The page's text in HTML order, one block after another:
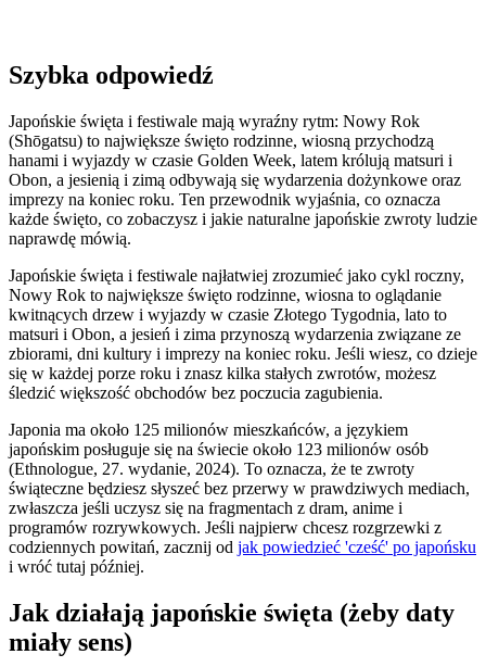
Szybka odpowiedź
Japońskie święta i festiwale mają wyraźny rytm: Nowy Rok
(Shōgatsu) to największe święto rodzinne, wiosną przychodzą
hanami i wyjazdy w czasie Golden Week, latem królują matsuri i
Obon, a jesienią i zimą odbywają się wydarzenia dożynkowe oraz
imprezy na koniec roku. Ten przewodnik wyjaśnia, co oznacza
każde święto, co zobaczysz i jakie naturalne japońskie zwroty ludzie
naprawdę mówią.
Japońskie święta i festiwale najłatwiej zrozumieć jako cykl roczny,
Nowy Rok to największe święto rodzinne, wiosna to oglądanie
kwitnących drzew i wyjazdy w czasie Złotego Tygodnia, lato to
matsuri i Obon, a jesień i zima przynoszą wydarzenia związane ze
zbiorami, dni kultury i imprezy na koniec roku. Jeśli wiesz, co dzieje
się w każdej porze roku i znasz kilka stałych zwrotów, możesz
śledzić większość obchodów bez poczucia zagubienia.
Japonia ma około 125 milionów mieszkańców, a językiem
japońskim posługuje się na świecie około 123 milionów osób
(Ethnologue, 27. wydanie, 2024). To oznacza, że te zwroty
świąteczne będziesz słyszeć bez przerwy w prawdziwych mediach,
zwłaszcza jeśli uczysz się na fragmentach z dram, anime i
programów rozrywkowych. Jeśli najpierw chcesz rozgrzewki z
codziennych powitań, zacznij od jak powiedzieć 'cześć' po japońsku
i wróć tutaj później.
Jak działają japońskie święta (żeby daty
miały sens)